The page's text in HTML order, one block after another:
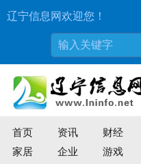
辽宁信息网欢迎您！
首页 资讯 财经
家居
企业 游戏